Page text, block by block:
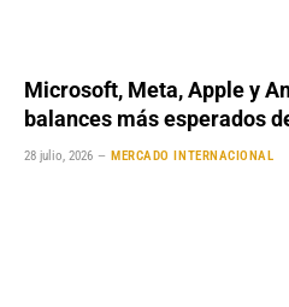
Microsoft, Meta, Apple y
balances más esperados
28 julio, 2026 MERCADO INTERNACIONAL